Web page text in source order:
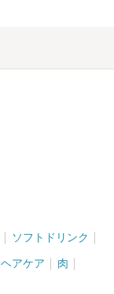
ソフトドリンク
ヘアケア 肉